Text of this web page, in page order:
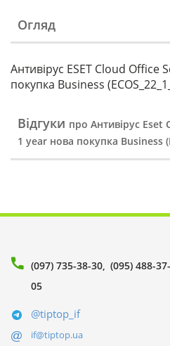
Огляд
Антивірус ESET Cloud
покупка Business
Відгуки про Антивірус
1 year нова покупка Business
(097) 735-38-30 (095) 488-37-
05
@tiptop_if
if@tiptop.ua